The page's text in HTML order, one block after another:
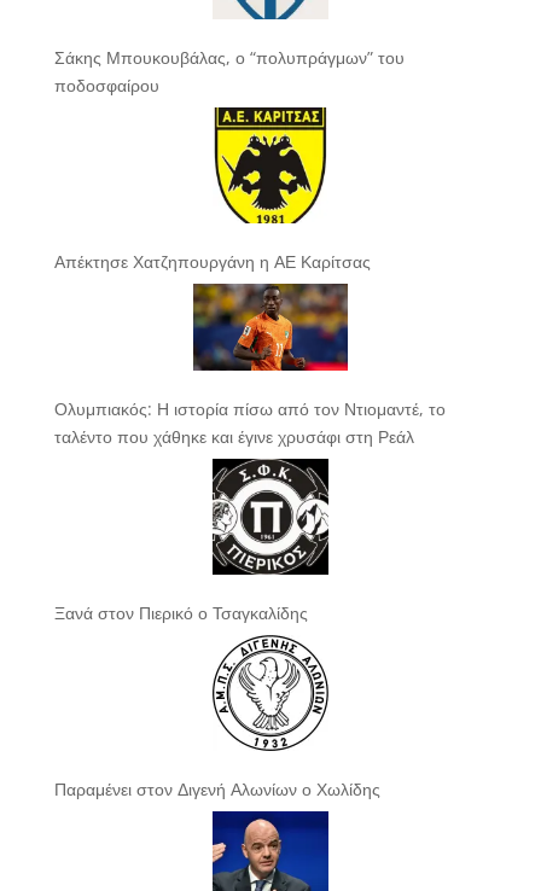
Σάκης Μπουκουβάλας, ο “πολυπράγμων” του
ποδοσφαίρου
Απέκτησε Χατζηπουργάνη η ΑΕ Καρίτσας
Ολυμπιακός: Η ιστορία πίσω από τον Ντιομαντέ, το
ταλέντο που χάθηκε και έγινε χρυσάφι στη Ρεάλ
Ξανά στον Πιερικό ο Τσαγκαλίδης
Παραμένει στον Διγενή Αλωνίων ο Χωλίδης